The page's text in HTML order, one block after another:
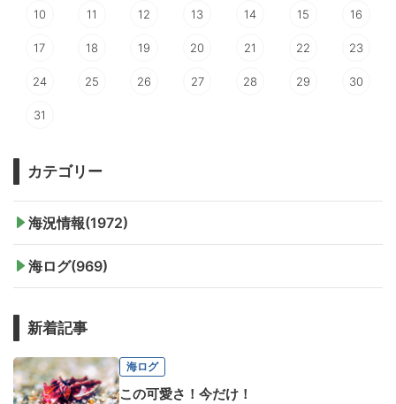
10 11 12 13 14 15 16
17 18 19 20 21 22 23
24 25 26 27 28 29 30
31
カテゴリー
海況情報(1972)
海ログ(969)
新着記事
海ログ
この可愛さ！今だけ！